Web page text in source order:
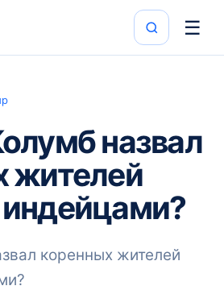
☰
назвал
жителей
коренных жителей